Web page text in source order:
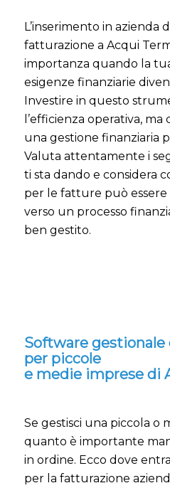
L’inserimento in azienda
fatturazione a Acqui
importanza quando la
esigenze finanziarie
Investire in questo
l’efficienza operativa,
una gestione finanziaria
Valuta attentamente i
ti sta dando e considera
per le fatture può essere
verso un processo
ben gestito.
Software
per piccole
e medie imprese di
Se gestisci una piccola o
quanto è importante
in ordine. Ecco dove
per la fatturazione